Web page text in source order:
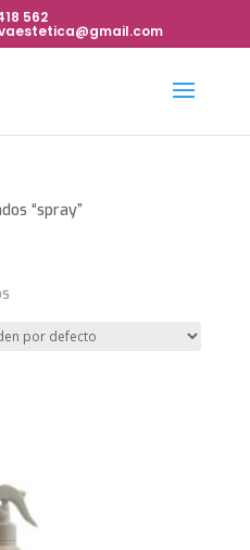
562
“spray”